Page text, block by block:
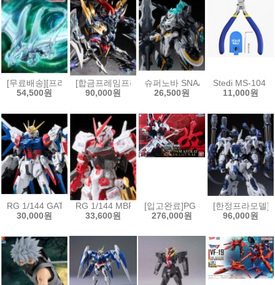
[무료배송][프라모델]곡인동만 유희왕 5D’s 슈팅 스타 드래곤 프라모
54,500원
[합금프레임프라모델]모터뉴클리어 MNP-XH16A 삼
90,000원
슈퍼노바 SNAA 원탁기사단 베디
26,500원
Stedi MS-104
11,000원
RG 1/144 GAT-X105B/FP 빌드스트라이크 건담 풀패키지
30,000원
RG 1/144 MBF-P02 건담 아스트레이 레드프레임
33,600원
[입고완료]PG 건담 아스트레이
276,000원
[한정프라모델]
96,000원